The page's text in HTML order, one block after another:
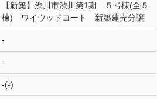
【新築】渋川市渋川第1期 ５号棟(全５
棟) ワイウッドコート 新築建売分譲
-
-
-(-)